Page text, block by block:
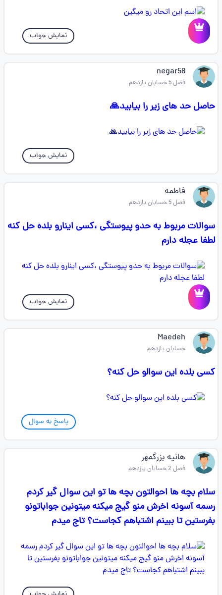
نمایش جواب
negar58
فصل 5 حسابان یازدهم
حاصل حد های زیر را بیابید🙏
نمایش جواب
فاطمه
فصل 5 حسابان یازدهم
سوالات مربوط به حدو پیوستگی ،کسی اینارو بلده حل کنه
لطفا عجله دارم
نمایش جواب
Maedeh
حسابان یازدهم
کسی بلده این سوالو حل کنه؟
پاسخ به سوال
هانیه بزرگمهر
فصل 2 حسابان یازدهم
سلام بچه ها احوالتون بچه ها تو این سوال گیر کردم
رسمه آسونه اخرش منو گیج میکنه میتونین جواباتونو
بفرستین تا ببینم اشتباهم کجاست؟ تاج میدم